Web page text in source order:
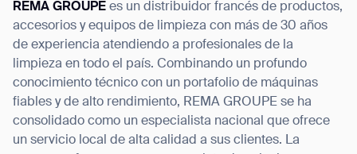
REMA GROUPE es un distribuidor francés de productos,
accesorios y equipos de limpieza con más de 30 años
de experiencia atendiendo a profesionales de la
limpieza en todo el país. Combinando un profundo
conocimiento técnico con un portafolio de máquinas
fiables y de alto rendimiento, REMA GROUPE se ha
consolidado como un especialista nacional que ofrece
un servicio local de alta calidad a sus clientes. La